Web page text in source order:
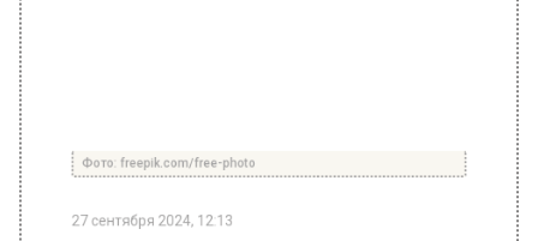
Член инициативной группы родителей Юлия
Вишнякова рассказала «Ленте.ру» о
действиях администрации школы №1529